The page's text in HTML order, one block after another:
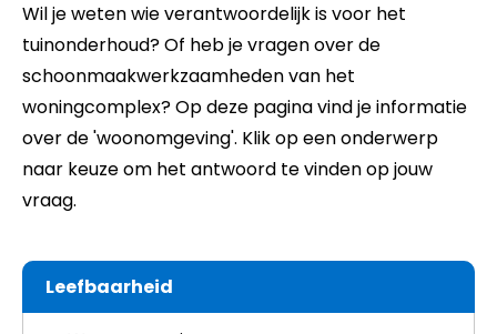
Wil je weten wie verantwoordelijk is voor het
tuinonderhoud? Of heb je vragen over de
schoonmaakwerkzaamheden van het
woningcomplex? Op deze pagina vind je informatie
over de 'woonomgeving'. Klik op een onderwerp
naar keuze om het antwoord te vinden op jouw
vraag.
Leefbaarheid